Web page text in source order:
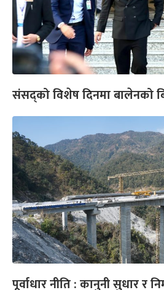
संसद्को विशेष दिनमा बालेनको
पूर्वाधार नीति : कानुनी सुधार र